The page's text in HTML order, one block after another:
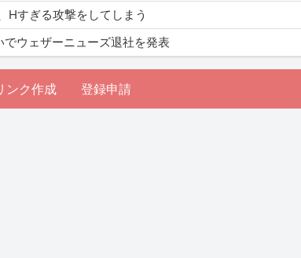
Hすぎる攻撃をしてしまう
ウェザーニューズ退社を発表
ンク作成 登録申請